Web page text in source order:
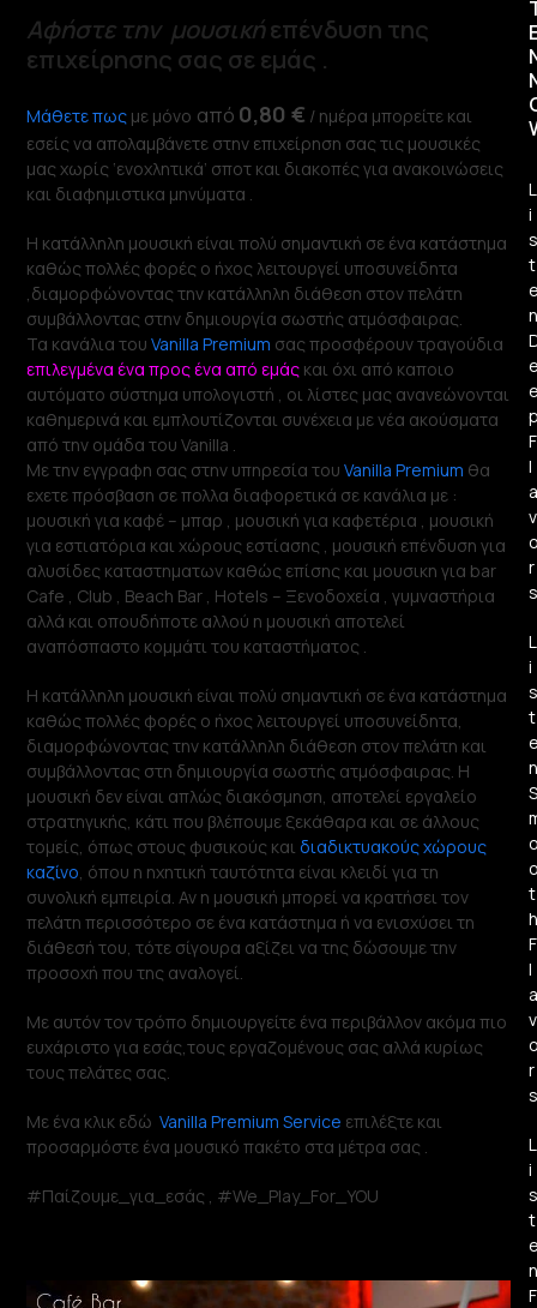
Αφήστετην μουσικήεπένδυση της
επιχείρησης σας σε εμάς .
Μάθετε πως με μόνο από 0,80 € / ημέρα μπορείτε και
εσείς να απολαμβάνετε στην επιχείρηση σας τις μουσικές
μας χωρίς ‘ενοχλητικά’ σποτ και διακοπές για ανακοινώσεις
και διαφημιστικα μηνύματα .
Η κατάλληλη μουσική είναι πολύ σημαντική σε ένα κατάστημα
καθώς πολλές φορές ο ήχος λειτουργεί υποσυνείδητα
,διαμορφώνοντας την κατάλληλη διάθεση στον πελάτη
συμβάλλοντας στην δημιουργία σωστής ατμόσφαιρας.
Τα κανάλια τουVanilla Premium σας προσφέρουν τραγούδια
επιλεγμένα ένα προς ένα από εμάς και όχι από καποιο
αυτόματο σύστημα υπολογιστή , οι λίστες μας ανανεώνονται
καθημερινά και εμπλουτίζονται συνέχεια με νέα ακούσματα
από την ομάδα του Vanilla .
Με την εγγραφη σας στην υπηρεσία τουVanilla Premium θα
εχετε πρόσβαση σε πολλα διαφορετικά σε κανάλια με :
μουσική για καφέ – μπαρ , μουσική για καφετέρια , μουσική
για εστιατόρια και χώρους εστίασης , μουσική επένδυση για
αλυσίδες καταστηματων καθώς επίσης και μουσικη για bar
Cafe , Club , Beach Bar , Hotels – Ξενοδοχεία , γυμναστήρια
αλλά και οπουδήποτε αλλού η μουσική αποτελεί
αναπόσπαστο κομμάτι του καταστήματος .
Η κατάλληλη μουσική είναι πολύ σημαντική σε ένα κατάστημα
καθώς πολλές φορές ο ήχος λειτουργεί υποσυνείδητα,
διαμορφώνοντας την κατάλληλη διάθεση στον πελάτη και
συμβάλλοντας στη δημιουργία σωστής ατμόσφαιρας. Η
μουσική δεν είναι απλώς διακόσμηση, αποτελεί εργαλείο
στρατηγικής, κάτι που βλέπουμε ξεκάθαρα και σε άλλους
τομείς, όπως στους φυσικούς καιδιαδικτυακούς χώρους
καζίνο, όπου η ηχητική ταυτότητα είναι κλειδί για τη
συνολική εμπειρία. Αν η μουσική μπορεί να κρατήσει τον
πελάτη περισσότερο σε ένα κατάστημα ή να ενισχύσει τη
διάθεσή του, τότε σίγουρα αξίζει να της δώσουμε την
προσοχή που της αναλογεί.
Με αυτόν τον τρόπο δημιουργείτε ένα περιβάλλον ακόμα πιο
ευχάριστο για εσάς,τους εργαζομένους σας αλλά κυρίως
τους πελάτες σας.
Με ένα κλικ εδώVanilla Premium Service επιλέξτε και
προσαρμόστε ένα μουσικό πακέτο στα μέτρα σας .
#Παίζουμε_για_εσάς , #We_Play_For_YOU
L
i
s
t
n
F
l
a
v
r
s
L
i
s
t
n
S
t
h
F
l
a
v
r
s
L
i
s
t
n
F